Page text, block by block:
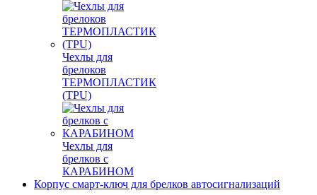
Чехлы для
брелоков
ТЕРМОПЛАСТИК
(TPU)
Чехлы для
брелков с
КАРАБИНОМ
Корпус смарт-ключ для брелков автосигнализаций